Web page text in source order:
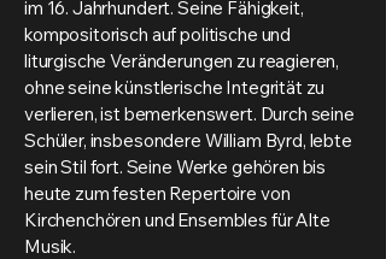
im 16. Jahrhundert. Seine Fähigkeit,
kompositorisch auf politische und
liturgische Veränderungen zu reagieren,
ohne seine künstlerische Integrität zu
verlieren, ist bemerkenswert. Durch seine
Schüler, insbesondere William Byrd, lebte
sein Stil fort. Seine Werke gehören bis
heute zum festen Repertoire von
Kirchenchören und Ensembles für Alte
Musik.